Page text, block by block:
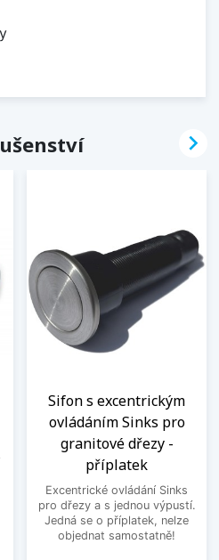
Sifon s excentrickým
ovládáním Sinks pro
granitové dřezy -
příplatek
Excentrické ovládání Sinks
pro dřezy a s jednou výpustí.
Jedná se o příplatek, nelze
objednat samostatně!
